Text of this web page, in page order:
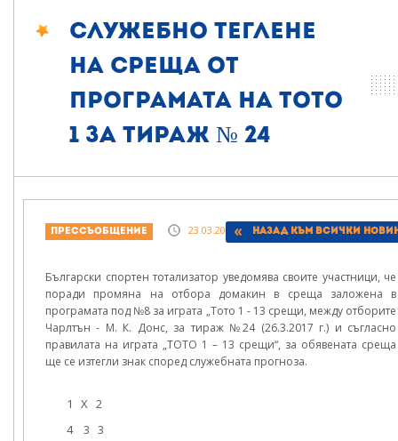
Служебно теглене
на среща от
програмата на Тото
1 за тираж № 24
Прессъобщение 23.03.2017, 13:42Назад към всички
Български спортен тотализатор уведомява своите участници, че
поради промяна на отбора домакин в среща заложена в
програмата под №8 за играта „Тото 1 - 13 срещи, между отборите
Чарлтън - М. К. Донс, за тираж №24 (26.3.2017 г.) и съгласно
правилата на играта „ТОТО 1 – 13 срещи“, за обявената среща
ще се изтегли знак според служебната прогноза.
1 Х 2
4 3 3